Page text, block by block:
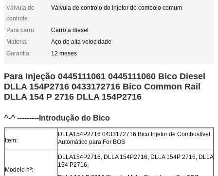
Válvula de
controle:
Válvula de controlo do injetor do comboio comum
Para carro:
Carro a diesel
Material:
Aço de alta velocidade
Garantia:
12 meses
Para Injeção 0445111061 0445111060 Bico Diesel
DLLA 154P2716 0433172716 Bico Common Rail
DLLA 154 P 2716 DLLA 154P2716
^-^ ---------Introdução do Bico
Item:
DLLA154P2716 0433172716 Bico Injetor de Combustível
Automático para For BOS
Modelo nº:
DLLA154P2716, DLLA 154P2716, DLLA 154P 2716, DLLA
154 P2716,